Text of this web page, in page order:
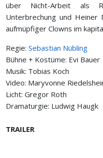
über Nicht-Arbeit als
Unterbrechung und Heiner
aufmüpfiger Clowns im
Regie: Sebastian Nübling
Bühne + Kostüme: Evi Bauer
Musik: Tobias Koch
Video: Maryvonne
Licht: Gregor Roth
Dramaturgie: Ludwig Haugk
TRAILER